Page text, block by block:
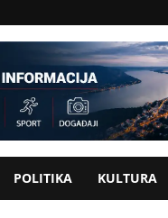
POLITIKA KULTURA